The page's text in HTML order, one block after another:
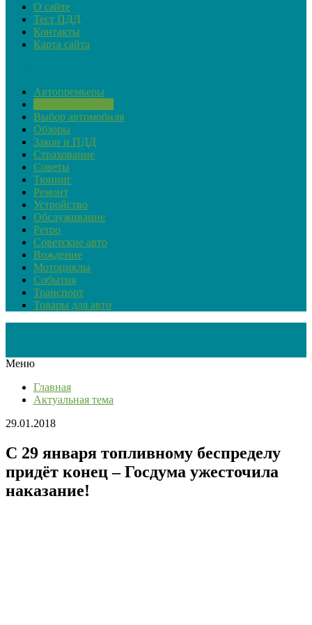
О сайте
Тест ПДД
Контакты
Карта сайта
Автопремьеры
Выбор автомобиля
Обзоры
Закон и ПДД
Страхование
Советы
Тюнинг
Ремонт
Устройство
Обслуживание
Ретро
Советские авто
Вождение
Мотоциклы
События
Транспорт
Товары для авто
Меню
Главная
Актуальная тема
29.01.2018
С 29 января топливному беспределу
придёт конец – Госдума ужесточила
наказание!